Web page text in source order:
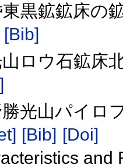
黒鉱鉱床の
[Bib]
ロウ石鉱床
光山パイロ
[Bib] [Doi]
and